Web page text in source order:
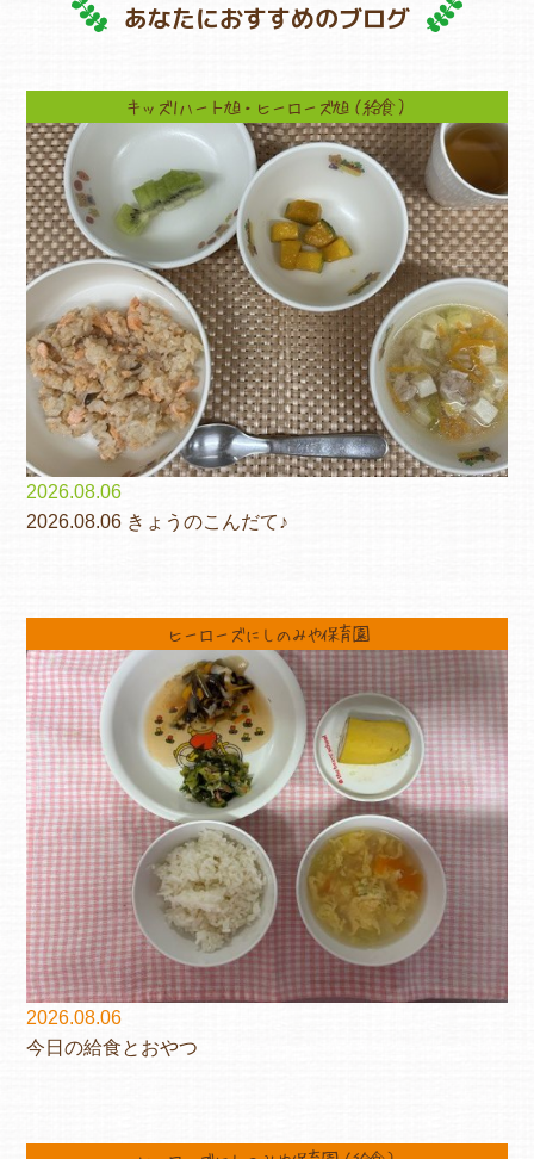
あなたにおすすめのブログ
キッズ1ハート旭・ヒーローズ旭（給食）
2026.08.06
2026.08.06 きょうのこんだて♪
ヒーローズにしのみや保育園
2026.08.06
今日の給食とおやつ